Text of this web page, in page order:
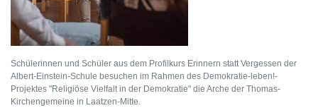
Schülerinnen und Schüler aus dem Profilkurs Erinnern statt Vergessen der
Albert-Einstein-Schule besuchen im Rahmen des Demokratie-leben!-
Projektes "Religiöse Vielfalt in der Demokratie" die Arche der Thomas-
Kirchengemeine in Laatzen-Mitte.